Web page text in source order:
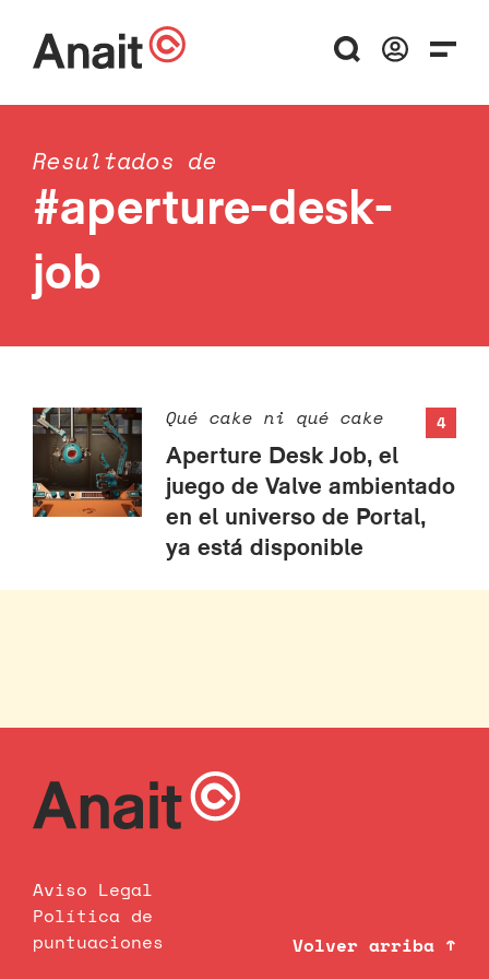
Resultados de
#aperture-desk-
job
4
Qué cake ni qué cake
Aperture Desk Job, el
juego de Valve ambientado
en el universo de Portal,
ya está disponible
Aviso Legal
Política de
puntuaciones
Volver arriba ↑